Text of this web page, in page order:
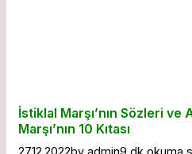
İstiklal Marşı’nın Sözleri ve
Marşı’nın 10 Kıtası